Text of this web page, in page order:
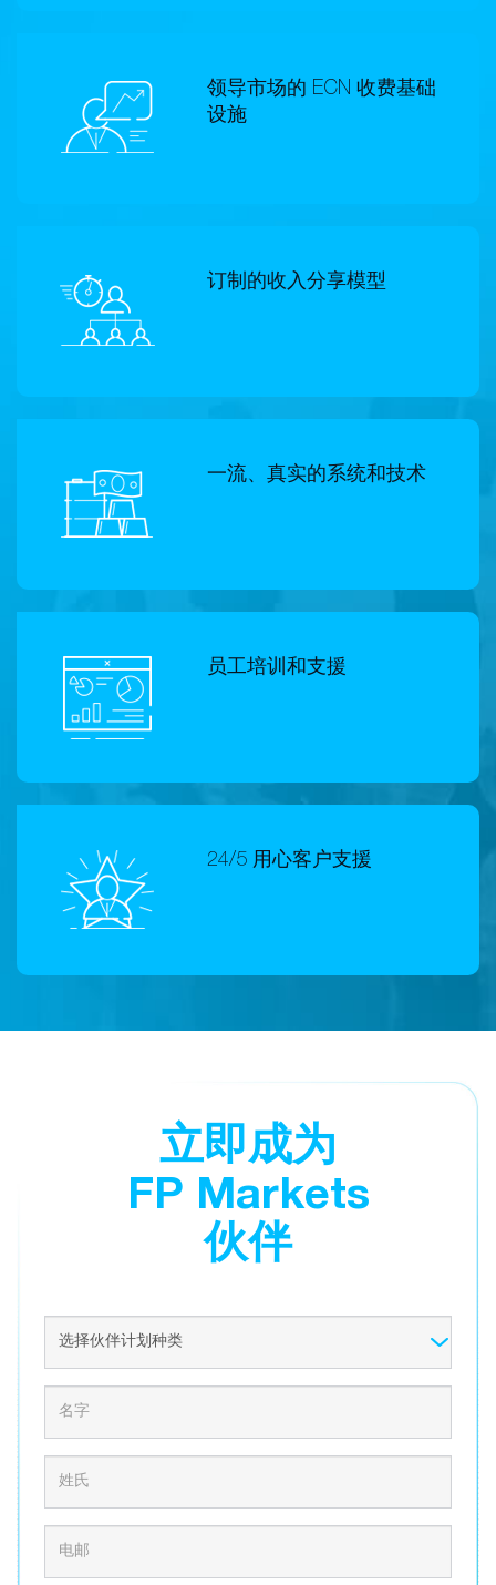
领导市场的 ECN 收费基础
设施
订制的收入分享模型
一流、真实的系统和技术
员工培训和支援
24/5 用心客户支援
立即成为
FP Markets
伙伴